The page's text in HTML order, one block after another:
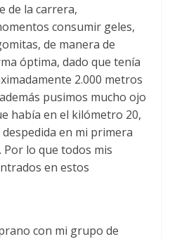
de la carrera,
consumir geles,
de manera de
óptima, dado que tenía
2.000 metros
pusimos mucho ojo
había en el kilómetro 20,
en mi primera
lo que todos mis
en estos
con mi grupo de